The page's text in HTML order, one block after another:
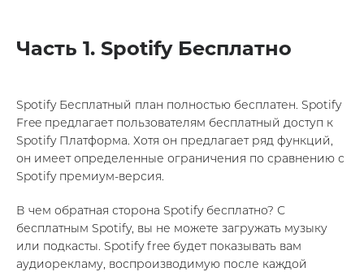
Часть 1. Spotify Бесплатно
Spotify Бесплатный план полностью бесплатен. Spotify
Free предлагает пользователям бесплатный доступ к
Spotify Платформа. Хотя он предлагает ряд функций,
он имеет определенные ограничения по сравнению с
Spotify премиум-версия.
В чем обратная сторона Spotify бесплатно? С
бесплатным Spotify, вы не можете загружать музыку
или подкасты. Spotify free будет показывать вам
аудиорекламу, воспроизводимую после каждой